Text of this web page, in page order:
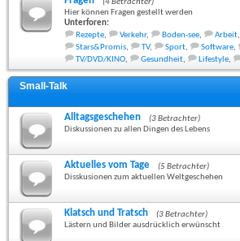
(4 Betrachter)
Hier können Fragen gestellt werden
Unterforen:
Rezepte, Verkehr, Boden-see, Arbeit,
Stars&Promis, TV, Sport, Software,
TV/DVD/KINO, Gesundheit, Lifestyle,
Small-Talk
Alltagsgeschehen
(3 Betrachter)
Diskussionen zu allen Dingen des Lebens
Aktuelles vom Tage
(5 Betrachter)
Disskusionen zum aktuellen Weltgeschehen
Klatsch und Tratsch
(3 Betrachter)
Lästern und Bilder ausdrücklich erwünscht